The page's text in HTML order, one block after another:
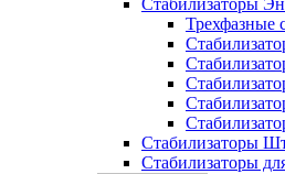
Стабилизаторы
Трехфазные
Стабилизаторы
Стабилизаторы